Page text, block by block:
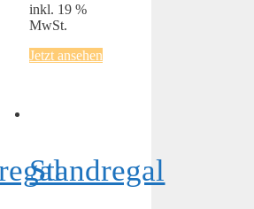
inkl. 19 %
MwSt.
Jetzt ansehen
Standregal